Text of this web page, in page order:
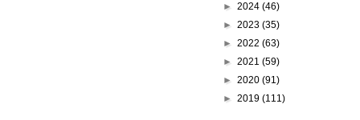
► 2024 (46)
► 2023 (35)
► 2022 (63)
► 2021 (59)
► 2020 (91)
► 2019 (111)